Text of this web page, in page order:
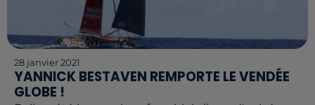
28 janvier 2021
YANNICK BESTAVEN REMPORTE LE VENDÉE
GLOBE !